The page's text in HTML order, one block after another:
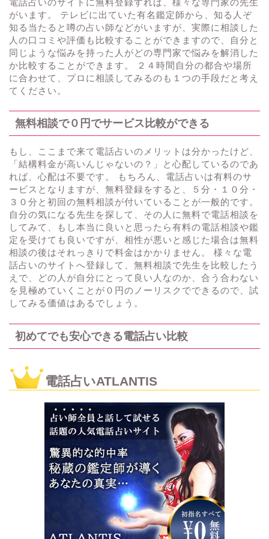
電話占いのサイトに無料登録すれば、様々な専門家の先生
がいます。 テレビに出ていた有名鑑定師から、知る人ぞ
知る当たると噂の占い師などがいますが、実際に相談した
人の口コミや評価も比較することができますので、自分と
同じような悩みを持った人がどの専門家で悩みを解消した
か比較することができます。 ２４時間自分の都合や場所
に合わせて、プロに相談してみるのも１つの手段だと考え
てください。
無料相談で０円でサービス比較ができる
もし、ここまで来て電話占いのメリットは分かったけど、
「結構料金が高いんじゃないの？」と心配しているのであ
れば、心配は不要です。 もちろん、電話占いは有料のサ
ービスとなりますが、無料登録をすると、５分・１０分・
３０分と初回の無料相談が付いていることが一般的です。
自分の気になる先生を探して、その人に無料で電話相談を
してみて、もし本当に良いと思ったら有料の電話相談や鑑
定を受けても良いですが、相性が悪いと感じた場合は無料
相談の後はそれっきりで料金はかかりません。 様々な電
話占いのサイトへ登録して、無料相談で先生を比較したう
えで、どの人が自分にとって良い人なのか、合う合わない
を見極めていくことが０円のノーリスクでできるので、試
してみる価値はあるでしょう。
初めてでも安心できる電話占い比較
電話占いATLANTIS